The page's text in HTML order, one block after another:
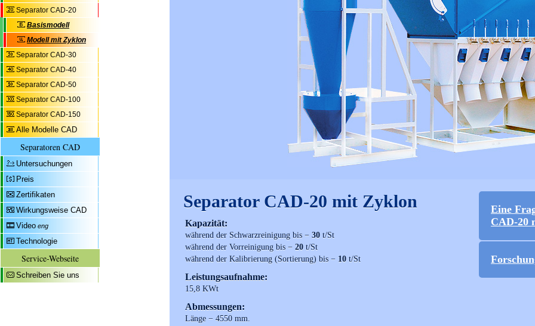
Separator CAD-20
Basismodell
Modell mit Zyklon
Separator CAD-30
Separator CAD-40
Separator CAD-50
Separator CAD-100
Separator CAD-150
Alle Modelle CAD
Separatoren CAD
Untersuchungen
Preis
Zertifikaten
Wirkungsweise CAD
Video eng
Technologie
Service-Webseite
Schreiben Sie uns
Separator CAD-20 mit Zyklon
Kapazität:
während der Schwarzreinigung bis − 30 t/St
während der Vorreinigung bis − 20 t/St
während der Kalibrierung (Sortierung) bis − 10 t/St
Leistungsaufnahme:
15,8 KWt
Abmessungen:
Länge − 4550 mm.
Eine
CAD-20